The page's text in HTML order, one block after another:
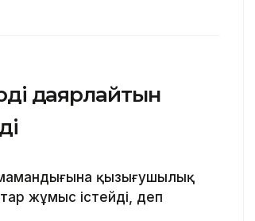
даярлайтын
қызығушылық
жұмыс істейді, деп